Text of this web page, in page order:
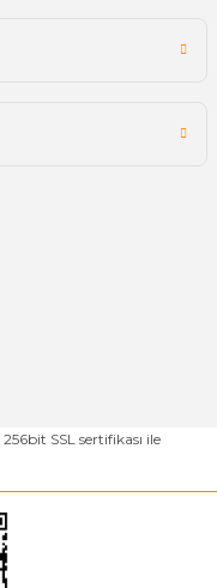
SSL sertifikası ile